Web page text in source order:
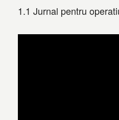
1.1 Jurnal pentru